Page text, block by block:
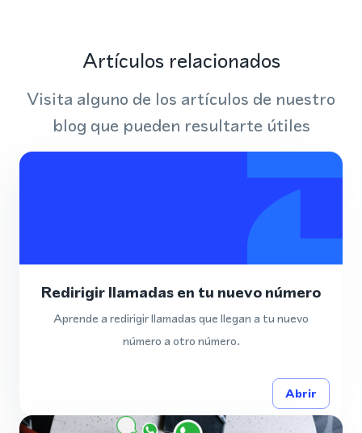
Artículos relacionados
Visita alguno de los artículos de nuestro
blog que pueden resultarte útiles
Redirigir llamadas en tu nuevo número
Aprende a redirigir llamadas que llegan a tu nuevo
número a otro número.
Abrir